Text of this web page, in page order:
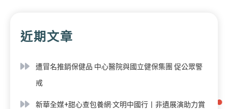
近期文章
遭冒名推銷保健品 中心醫院與國立健保集團 促公眾警
戒
新華全媒+甜心查包養網·文明中國行丨非遺展演助力賞